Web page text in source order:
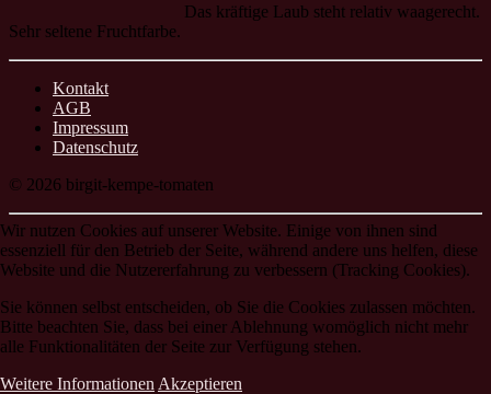
Das kräftige Laub steht relativ waagerecht.
Sehr seltene Fruchtfarbe.
Kontakt
AGB
Impressum
Datenschutz
© 2026 birgit-kempe-tomaten
Wir nutzen Cookies auf unserer Website. Einige von ihnen sind
essenziell für den Betrieb der Seite, während andere uns helfen, diese
Website und die Nutzererfahrung zu verbessern (Tracking Cookies).
Sie können selbst entscheiden, ob Sie die Cookies zulassen möchten.
Bitte beachten Sie, dass bei einer Ablehnung womöglich nicht mehr
alle Funktionalitäten der Seite zur Verfügung stehen.
Weitere Informationen Akzeptieren